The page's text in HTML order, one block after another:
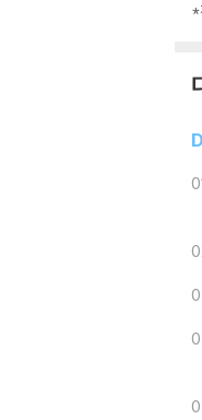
*